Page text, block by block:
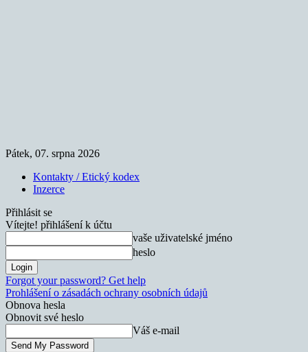
Pátek, 07. srpna 2026
Kontakty / Etický kodex
Inzerce
Přihlásit se
Vítejte! přihlášení k účtu
vaše uživatelské jméno
heslo
Forgot your password? Get help
Prohlášení o zásadách ochrany osobních údajů
Obnova hesla
Obnovit své heslo
Váš e-mail